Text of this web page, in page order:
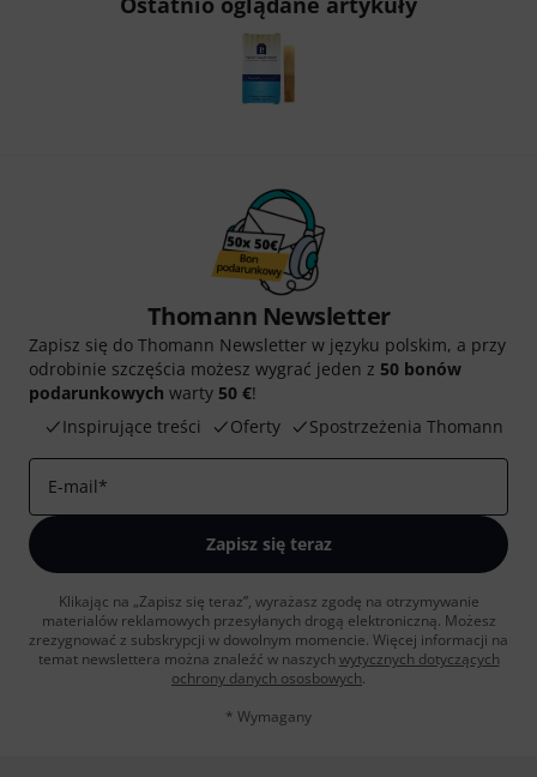
Thomann Newsletter
Zapisz się do Thomann Newsletter w języku polskim, a przy
odrobinie szczęścia możesz wygrać jeden z 50 bonów
podarunkowych warty 50 €!
Inspirujące treści
Oferty Spostrzeżenia Thomann
E-mail*
Zapisz się teraz
Klikając na „Zapisz się teraz”, wyrażasz zgodę na otrzymywanie
materialów reklamowych przesyłanych drogą elektroniczną. Możesz
zrezygnować z subskrypcji w dowolnym momencie. Więcej informacji na
temat newslettera można znaleźć w naszych wytycznych dotyczących
ochrony danych ososbowych.
* Wymagany